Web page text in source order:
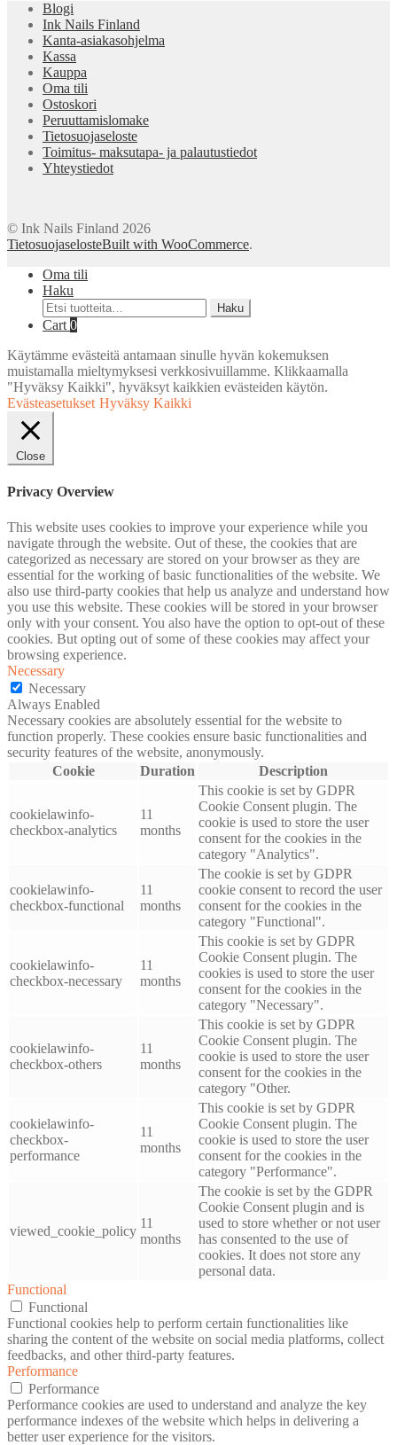
Blogi
Ink Nails Finland
Kanta-asiakasohjelma
Kassa
Kauppa
Oma tili
Ostoskori
Peruuttamislomake
Tietosuojaseloste
Toimitus- maksutapa- ja palautustiedot
Yhteystiedot
© Ink Nails Finland 2026
TietosuojaselosteBuilt with WooCommerce.
Oma tili
Haku
Etsi:
Haku
Cart 0
Käytämme evästeitä antamaan sinulle hyvän kokemuksen
muistamalla mieltymyksesi verkkosivuillamme. Klikkaamalla
"Hyväksy Kaikki", hyväksyt kaikkien evästeiden käytön.
Evästeasetukset Hyväksy Kaikki
Close
Privacy Overview
This website uses cookies to improve your experience while you
navigate through the website. Out of these, the cookies that are
categorized as necessary are stored on your browser as they are
essential for the working of basic functionalities of the website. We
also use third-party cookies that help us analyze and understand how
you use this website. These cookies will be stored in your browser
only with your consent. You also have the option to opt-out of these
cookies. But opting out of some of these cookies may affect your
browsing experience.
Necessary
Necessary
Always Enabled
Necessary cookies are absolutely essential for the website to
function properly. These cookies ensure basic functionalities and
security features of the website, anonymously.
Cookie
Duration Description
cookielawinfo-
checkbox-analytics
11
months
This cookie is set by GDPR
Cookie Consent plugin. The
cookie is used to store the user
consent for the cookies in the
category "Analytics".
cookielawinfo-
checkbox-functional
11
months
The cookie is set by GDPR
cookie consent to record the user
consent for the cookies in the
category "Functional".
cookielawinfo-
checkbox-necessary
11
months
This cookie is set by GDPR
Cookie Consent plugin. The
cookies is used to store the user
consent for the cookies in the
category "Necessary".
cookielawinfo-
checkbox-others
11
months
This cookie is set by GDPR
Cookie Consent plugin. The
cookie is used to store the user
consent for the cookies in the
category "Other.
cookielawinfo-
checkbox-
performance
11
months
This cookie is set by GDPR
Cookie Consent plugin. The
cookie is used to store the user
consent for the cookies in the
category "Performance".
viewed_cookie_policy
11
months
The cookie is set by the GDPR
Cookie Consent plugin and is
used to store whether or not user
has consented to the use of
cookies. It does not store any
personal data.
Functional
Functional
Functional cookies help to perform certain functionalities like
sharing the content of the website on social media platforms, collect
feedbacks, and other third-party features.
Performance
Performance
Performance cookies are used to understand and analyze the key
performance indexes of the website which helps in delivering a
better user experience for the visitors.